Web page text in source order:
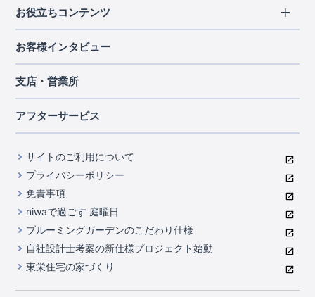
北海道
宮城県
千葉県
中部
山梨県
静岡県
滋賀県
京都府
中国・四国
岡山県
広島県
九州・沖縄
福岡県
熊本県
長期優良住宅
住宅性能評価書
ブルーミングガーデンは地震につよい<建物編>
室内空間を快適に保つ断熱性能
コストパフォーマンスに自信
充実のアフターサポート
第三者評価によるお墨付き
家づくりのプロにも選ばれるブルーミングガーデン
住んでみるとじわじわ伝わる暮らしやすさへのこだわり
自社一貫体制
お役立ちコンテンツ
ご契約までの道のり
現地見学ガイド
ご紹介制度のご案内
東栄INDEX（用語集）
お客様インタビュー
支店・営業所
アフターサービス
サイトのご利用について
プライバシーポリシー
免責事項
niwaで過ごす 庭曜日
ブルーミングガーデンのこだわり仕様
自社設計士考案の新仕様プロジェクト始動
東栄住宅の家づくり